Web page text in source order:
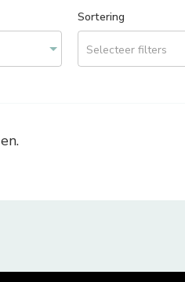
Sortering
Selecteer filters